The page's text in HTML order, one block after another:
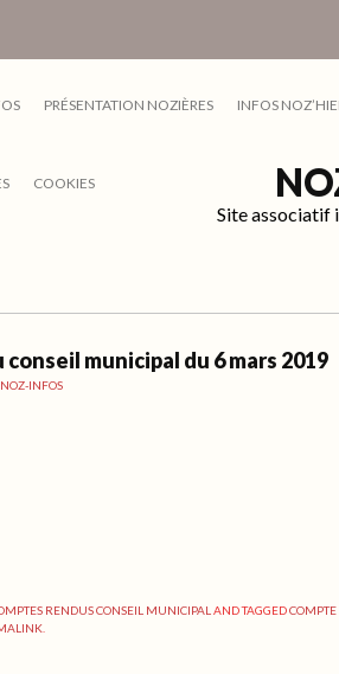
PRÉSENTATION NOZIÈRES INFOS
COOKIES
Site associatif
municipal du 6 mars 2019
NOZ-INFOS
RENDUS CONSEIL MUNICIPAL AND TAGGED